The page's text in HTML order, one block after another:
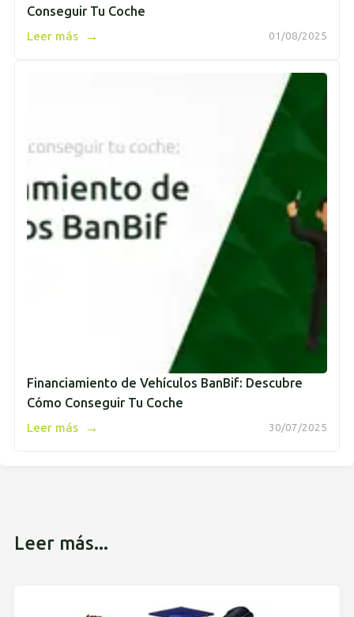
Conseguir Tu Coche
01/08/2025
Leer más →
Financiamiento de Vehículos BanBif: Descubre
Cómo Conseguir Tu Coche
30/07/2025
Leer más →
Leer más...